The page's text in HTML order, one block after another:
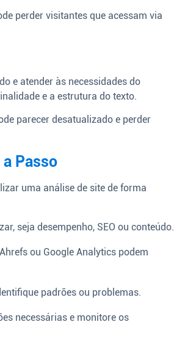
perder visitantes que acessam via
e atender às necessidades do
e a estrutura do texto.
parecer desatualizado e perder
Passo
uma análise de site de forma
seja desempenho, SEO ou conteúdo.
ou Google Analytics podem
padrões ou problemas.
necessárias e monitore os